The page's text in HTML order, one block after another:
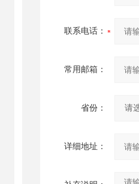
联系电话：
常用邮箱：
省份：
详细地址：